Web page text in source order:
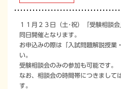
１１月２３日（土･祝）「受験相談
同日開催となります。
お申込みの際は「入試問題解説授業
い。
受験相談会のみの参加も可能です。
なお、相談会の時間帯につきまして
す。